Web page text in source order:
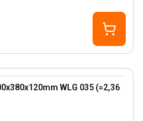
WLG 035 (=2,36